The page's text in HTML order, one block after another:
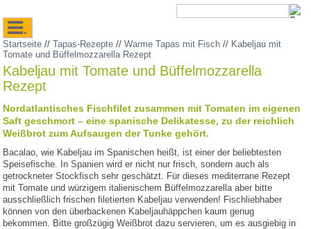
.
Startseite //Tapas-Rezepte //Warme Tapas mit Fisch // Kabeljau mit
Tomate und Büffelmozzarella Rezept
Kabeljau mit Tomate und Büffelmozzarella
Rezept
Nordatlantisches Fischfilet zusammen mit Tomaten im eigenen
Saft geschmort – eine spanische Delikatesse, zu der reichlich
Weißbrot zum Aufsaugen der Tunke gehört.
Bacalao, wie Kabeljau im Spanischen heißt, ist einer der beliebtesten
Speisefische. In Spanien wird er nicht nur frisch, sondern auch als
getrockneter Stockfisch sehr geschätzt. Für dieses mediterrane Rezept
mit Tomate und würzigem italienischem Büffelmozzarella aber bitte
ausschließlich frischen filetierten Kabeljau verwenden! Fischliebhaber
können von den überbackenen Kabeljauhäppchen kaum genug
bekommen. Bitte großzügig Weißbrot dazu servieren, um es ausgiebig in